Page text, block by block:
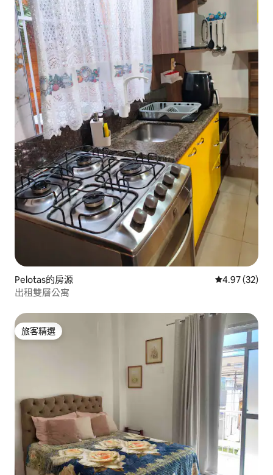
Pelotas的房源 從 32 則評價
4.97 (32)
出租雙層公寓
旅客精選
旅客精選